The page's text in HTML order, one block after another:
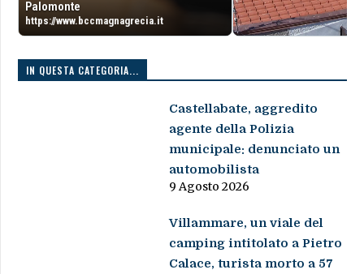
Palomonte
https://www.bccmagnagrecia.it
IN QUESTA CATEGORIA...
Castellabate, aggredito
agente della Polizia
municipale: denunciato un
automobilista
9 Agosto 2026
Villammare, un viale del
camping intitolato a Pietro
Calace, turista morto a 57